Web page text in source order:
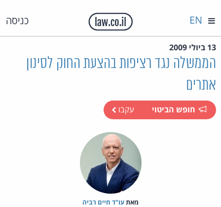
כניסה EN
13 ביולי 2009
הממשלה נגד רציפות בהצעת החוק לסינון
אתרים
חופש הביטוי עקבו
מאת‏עו"ד חיים רביה